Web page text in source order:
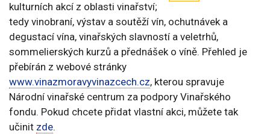
kulturních akcí z oblasti vinařství;
tedy vinobraní, výstav a soutěží vín, ochutnávek a
degustací vína, vinařských slavností a veletrhů,
sommelierských kurzů a přednášek o víně. Přehled je
přebírán z webové stránky
www.vinazmoravyvinazcech.cz, kterou spravuje
Národní vinařské centrum za podpory Vinařského
fondu. Pokud chcete přidat vlastní akci, můžete tak
učinit zde.